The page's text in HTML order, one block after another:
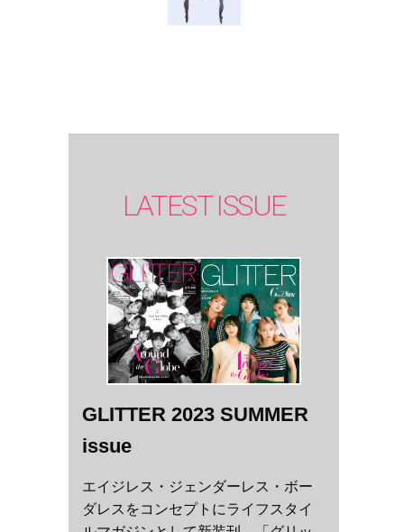
2023
LATEST ISSUE
GLITTER 2023 SUMMER
issue
エイジレス・ジェンダーレス・ボー
ダレスをコンセプトにライフスタイ